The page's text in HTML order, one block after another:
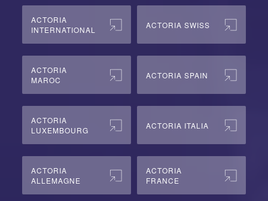
ACTORIA
INTERNATIONAL
ACTORIA SWISS
ACTORIA
MAROC
ACTORIA SPAIN
ACTORIA
LUXEMBOURG
ACTORIA ITALIA
ACTORIA
ALLEMAGNE
ACTORIA
FRANCE